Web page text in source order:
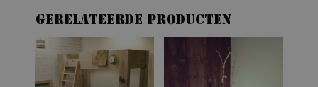
Gerelateerde producten